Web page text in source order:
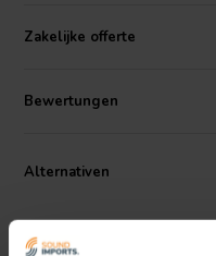
Zakelijke offerte
Bewertungen
Alternativen